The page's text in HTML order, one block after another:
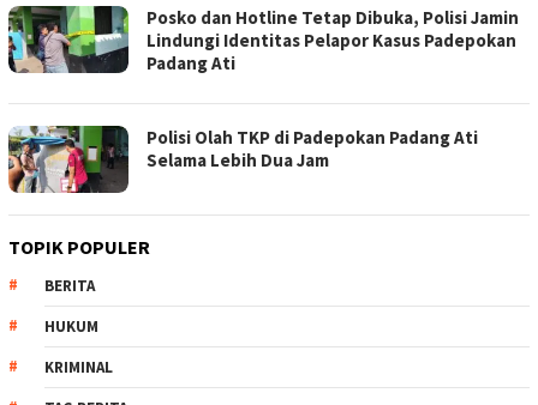
Posko dan Hotline Tetap Dibuka, Polisi Jamin
Lindungi Identitas Pelapor Kasus Padepokan
Padang Ati
Polisi Olah TKP di Padepokan Padang Ati
Selama Lebih Dua Jam
TOPIK POPULER
BERITA
HUKUM
KRIMINAL